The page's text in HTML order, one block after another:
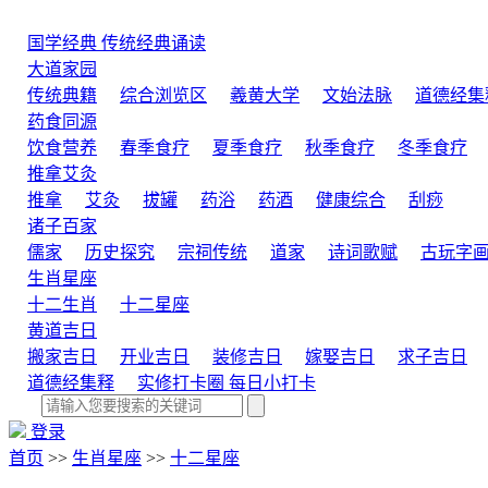
国学经典 传统经典诵读
大道家园
传统典籍
综合浏览区 羲黄大学 文始法脉
道德经集
药食同源
饮食营养
春季食疗 夏季食疗 秋季食疗 冬季食疗
推拿艾灸
推拿
艾灸 拔罐 药浴 药酒 健康综合
刮痧
诸子百家
儒家
历史探究 宗祠传统 道家 诗词歌赋 古玩字画
生肖星座
十二生肖
十二星座
黄道吉日
搬家吉日
开业吉日 装修吉日 嫁娶吉日
求子吉日
道德经集释
实修打卡圈 每日小打卡
登录
首页 >> 生肖星座 >> 十二星座